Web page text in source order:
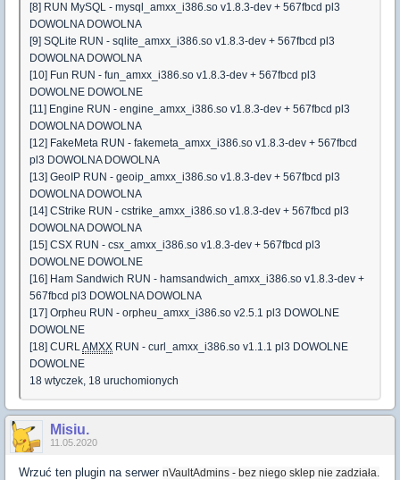
[8] RUN MySQL - mysql_amxx_i386.so v1.8.3-dev + 567fbcd pl3
DOWOLNA DOWOLNA
[9] SQLite RUN - sqlite_amxx_i386.so v1.8.3-dev + 567fbcd pl3
DOWOLNA DOWOLNA
[10] Fun RUN - fun_amxx_i386.so v1.8.3-dev + 567fbcd pl3
DOWOLNE DOWOLNE
[11] Engine RUN - engine_amxx_i386.so v1.8.3-dev + 567fbcd pl3
DOWOLNA DOWOLNA
[12] FakeMeta RUN - fakemeta_amxx_i386.so v1.8.3-dev + 567fbcd
pl3 DOWOLNA DOWOLNA
[13] GeoIP RUN - geoip_amxx_i386.so v1.8.3-dev + 567fbcd pl3
DOWOLNA DOWOLNA
[14] CStrike RUN - cstrike_amxx_i386.so v1.8.3-dev + 567fbcd pl3
DOWOLNA DOWOLNA
[15] CSX RUN - csx_amxx_i386.so v1.8.3-dev + 567fbcd pl3
DOWOLNE DOWOLNE
[16] Ham Sandwich RUN - hamsandwich_amxx_i386.so v1.8.3-dev +
567fbcd pl3 DOWOLNA DOWOLNA
[17] Orpheu RUN - orpheu_amxx_i386.so v2.5.1 pl3 DOWOLNE
DOWOLNE
[18] CURLAMXX RUN - curl_amxx_i386.so v1.1.1 pl3 DOWOLNE
DOWOLNE
18 wtyczek, 18 uruchomionych
Misiu.
11.05.2020
Wrzuć ten plugin na serwer nVaultAdmins - bez niego sklep nie zadziała.